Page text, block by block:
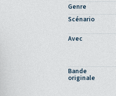
Genre
Scénario
Avec
Bande
originale